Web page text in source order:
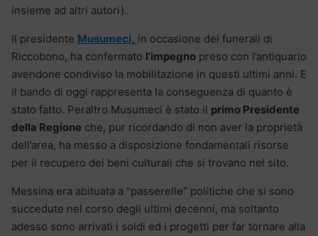
insieme ad altri autori).
Il presidente Musumeci, in occasione dei funerali di
Riccobono, ha confermato l’impegno preso con l’antiquario
avendone condiviso la mobilitazione in questi ultimi anni. E
il bando di oggi rappresenta la conseguenza di quanto è
stato fatto. Peraltro Musumeci è stato il primo Presidente
della Regione che, pur ricordando di non aver la proprietà
dell’area, ha messo a disposizione fondamentali risorse
per il recupero dei beni culturali che si trovano nel sito.
Messina era abituata a “passerelle” politiche che si sono
succedute nel corso degli ultimi decenni, ma soltanto
adesso sono arrivati i soldi ed i progetti per far tornare alla